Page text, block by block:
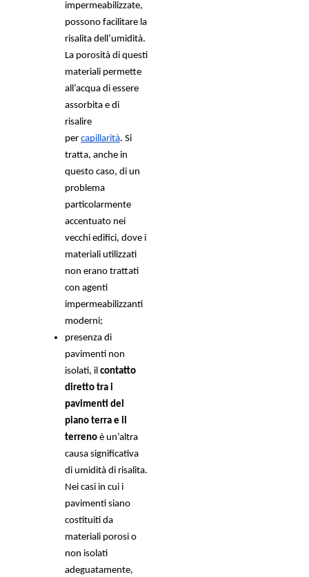
impermeabilizzate,
possono facilitare la
risalita dell’umidità.
La porosità di questi
materiali permette
all’acqua di essere
assorbita e di
risalire
per capillarità. Si
tratta, anche in
questo caso, di un
problema
particolarmente
accentuato nei
vecchi edifici, dove i
materiali utilizzati
non erano trattati
con agenti
impermeabilizzanti
moderni;
presenza di
pavimenti non
isolati, il contatto
diretto tra i
pavimenti del
piano terra e il
terreno è un’altra
causa significativa
di umidità di risalita.
Nei casi in cui i
pavimenti siano
costituiti da
materiali porosi o
non isolati
adeguatamente,